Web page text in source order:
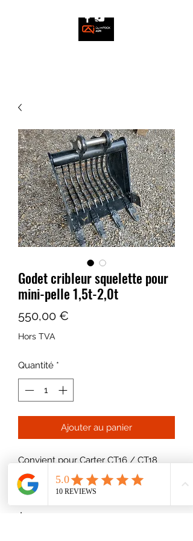
Godet cribleur squelette pour
mini-pelle 1,5t-2,0t
550,00 €
Hors TVA
Quantité *
Ajouter au panier
Convient pour Carter CT16 / CT18
Largeur 560mm
Axes 30mm